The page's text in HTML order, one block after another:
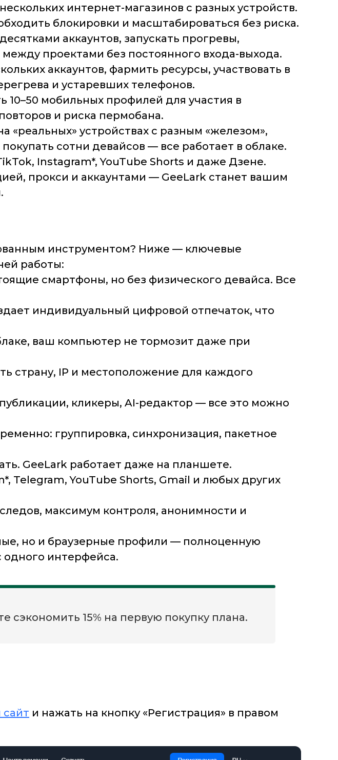
интернет-магазинов с разных устройств.
блокировки и масштабироваться без риска.
аккаунтов, запускать прогревы,
проектами без постоянного входа-выхода.
аккаунтов, фармить ресурсы, участвовать в
и устаревших телефонов.
10–50 мобильных профилей для участия в
и риска пермобана.
устройствах с разным «железом»,
сотни девайсов — все работает в облаке.
Instagram*, YouTube Shorts и даже Дзене.
прокси и аккаунтами — GeeLark станет вашим
инструментом? Ниже — ключевые
работы:
смартфоны, но без физического девайса. Все
индивидуальный цифровой отпечаток, что
ваш компьютер не тормозит даже при
страну, IP и местоположение для каждого
кликеры, AI-редактор — все это можно
группировка, синхронизация, пакетное
GeeLark работает даже на планшете.
Telegram, YouTube Shorts, Gmail и любых других
максимум контроля, анонимности и
но и браузерные профили — полноценную
одного интерфейса.
сэкономить 15% на первую покупку плана.
и нажать на кнопку «Регистрация» в правом